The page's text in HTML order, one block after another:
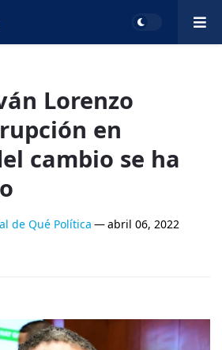
Lorenzo
en
cambio se ha
de Qué Política —abril 06, 2022